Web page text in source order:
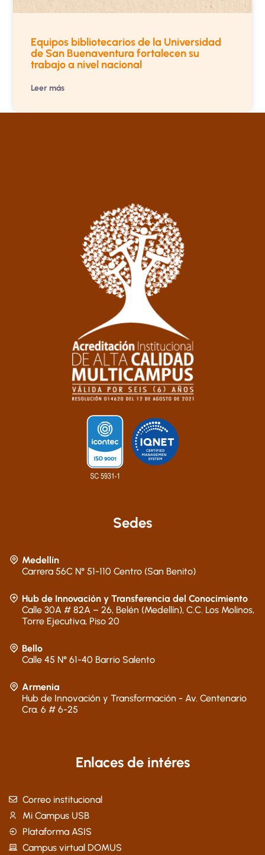
Equipos bibliotecarios de la Universidad
de San Buenaventura fortalecen su
trabajo a nivel nacional
Leer más
Sedes
Medellín
Carrera 56C N° 51-110 Centro (San Benito)
Hub de Innovación y Transferencia del Conocimiento
Calle 30A # 82A – 26, Belén (Medellín), C.C. Los Molinos,
Torre Ejecutiva, Piso 20
Bello
Calle 45 N° 61-40 Barrio Salento
Armenia
Hub de Innovación y Transformación - Av. Centenario
Cra. 6 # 6-25
Enlaces de intéres
Correo institucional
Mi Campus USB
Plataforma ASIS
Campus virtual DOMUS